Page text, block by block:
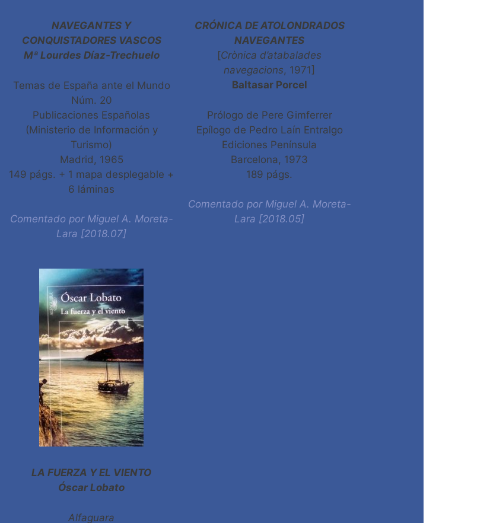
NAVEGANTES Y
CONQUISTADORES VASCOS
Mª Lourdes Díaz-Trechuelo
Temas de España ante el Mundo
Núm. 20
Publicaciones Españolas
(Ministerio de Información y
Turismo)
Madrid, 1965
149 págs. + 1 mapa desplegable +
6 láminas
Comentado por Miguel A. Moreta-
Lara [2018.07]
CRÓNICA DE ATOLONDRADOS
NAVEGANTES
[Crònica d’atabalades
navegacions, 1971]
Baltasar Porcel
Prólogo de Pere Gimferrer
Epílogo de Pedro Laín Entralgo
Ediciones Península
Barcelona, 1973
189 págs.
Comentado por Miguel A. Moreta-
Lara [2018.05]
LA FUERZA Y EL VIENTO
Óscar Lobato
Alfaguara